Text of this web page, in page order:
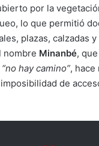
por la
lo que permitió
plazas, calzadas
nombre Minanbé,
“no hay camino”,
de